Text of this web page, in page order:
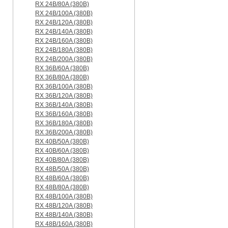
RX 24B/80A (380B)
RX 24B/100A (380B)
RX 24B/120A (380B)
RX 24B/140A (380B)
RX 24B/160A (380B)
RX 24B/180A (380B)
RX 24B/200A (380B)
RX 36B/60A (380B)
RX 36B/80A (380B)
RX 36B/100A (380B)
RX 36B/120A (380B)
RX 36B/140A (380B)
RX 36B/160A (380B)
RX 36B/180A (380B)
RX 36B/200A (380B)
RX 40B/50A (380B)
RX 40B/60A (380B)
RX 40B/80A (380B)
RX 48B/50A (380B)
RX 48B/60A (380B)
RX 48B/80A (380B)
RX 48B/100A (380B)
RX 48B/120A (380B)
RX 48B/140A (380B)
RX 48B/160A (380B)